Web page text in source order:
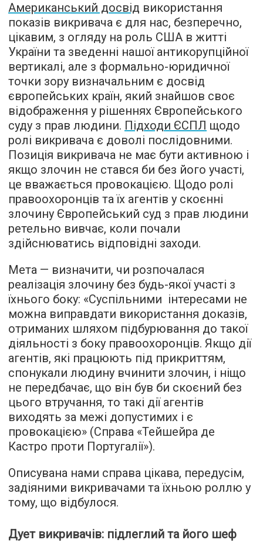
Американський досвід використання
показів викривача є для нас, безперечно,
цікавим, з огляду на роль США в житті
України та зведенні нашої антикорупційної
вертикалі, але з формально-юридичної
точки зору визначальним є досвід
європейських країн, який знайшов своє
відображення у рішеннях Європейського
суду з прав людини. Підходи ЄСПЛ щодо
ролі викривача є доволі послідовними.
Позиція викривача не має бути активною і
якщо злочин не стався би без його участі,
це вважається провокацією. Щодо ролі
правоохоронців та їх агентів у скоєнні
злочину Європейський суд з прав людини
ретельно вивчає, коли почали
здійснюватись відповідні заходи.
Мета — визначити, чи розпочалася
реалізація злочину без будь-якої участі з
їхнього боку: «Суспільними інтересами не
можна виправдати використання доказів,
отриманих шляхом підбурювання до такої
діяльності з боку правоохоронців. Якщо дії
агентів, які працюють під прикриттям,
спонукали людину вчинити злочин, і ніщо
не передбачає, що він був би скоєний без
цього втручання, то такі дії агентів
виходять за межі допустимих і є
провокацією» (Справа «Тейшейра де
Кастро проти Португалії»).
Описувана нами справа цікава, передусім,
задіяними викривачами та їхньою роллю у
тому, що відбулося.
Дует викривачів: підлеглий та його шеф